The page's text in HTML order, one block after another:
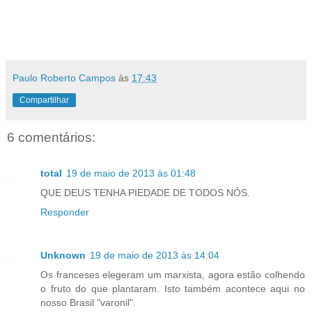
Paulo Roberto Campos às 17:43
Compartilhar
6 comentários:
total 19 de maio de 2013 às 01:48
QUE DEUS TENHA PIEDADE DE TODOS NÓS.
Responder
Unknown 19 de maio de 2013 às 14:04
Os franceses elegeram um marxista, agora estão colhendo
o fruto do que plantaram. Isto também acontece aqui no
nosso Brasil "varonil".